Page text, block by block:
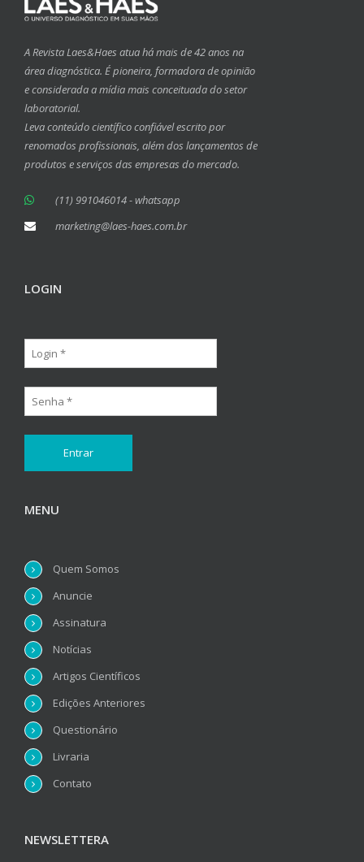
A Revista Laes&Haes atua há mais de 42 anos na
área diagnóstica. É pioneira, formadora de opinião
e considerada a mídia mais conceituada do setor
laboratorial.
Leva conteúdo científico confiável escrito por
renomados profissionais, além dos lançamentos de
produtos e serviços das empresas do mercado.
(11) 991046014 - whatsapp
marketing@laes-haes.com.br
LOGIN
MENU
Quem Somos
Anuncie
Assinatura
Notícias
Artigos Científicos
Edições Anteriores
Questionário
Livraria
Contato
NEWSLETTERA